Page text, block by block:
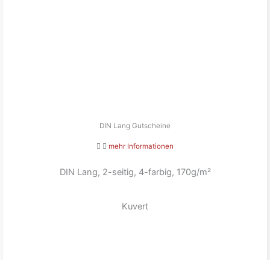
DIN Lang Gutscheine
mehr Informationen
DIN Lang, 2-seitig, 4-farbig, 170g/m²
Kuvert